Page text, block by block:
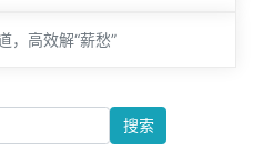
，高效解“薪愁”
搜索